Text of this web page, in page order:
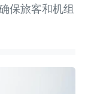
保旅客和机组